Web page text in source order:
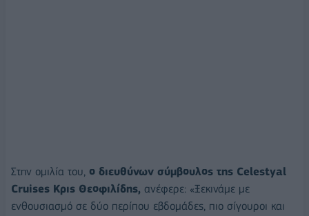
Στην ομιλία του, ο διευθύνων σύμβουλος της Celestyal
Cruises Κρις Θεοφιλίδης, ανέφερε: «Ξεκινάμε με
ενθουσιασμό σε δύο περίπου εβδομάδες, πιο σίγουροι και